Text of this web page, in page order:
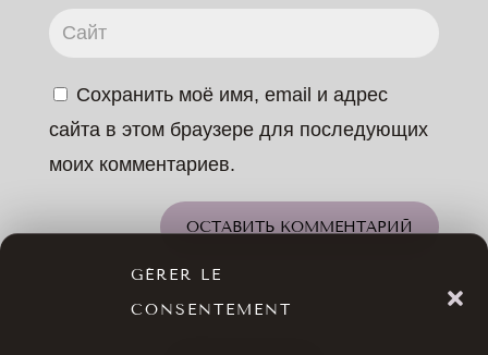
GÉRER LE
CONSENTEMENT
Сохранить моё имя, email и адрес
сайта в этом браузере для последующих
моих комментариев.
ОСТАВИТЬ КОММЕНТАРИЙ